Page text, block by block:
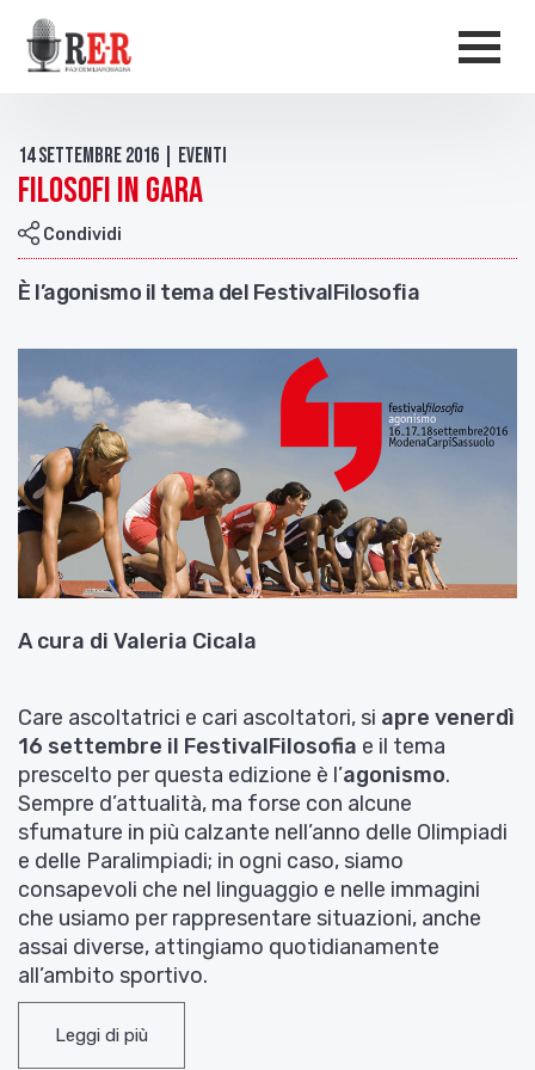
Salta al contenuto principale
14 Settembre 2016 | Eventi
Filosofi in gara
Condividi
È l’agonismo il tema del FestivalFilosofia
A cura di Valeria Cicala
Care ascoltatrici e cari ascoltatori, si apre venerdì
16 settembre il FestivalFilosofia e il tema
prescelto per questa edizione è l’agonismo.
Sempre d’attualità, ma forse con alcune
sfumature in più calzante nell’anno delle Olimpiadi
e delle Paralimpiadi; in ogni caso, siamo
consapevoli che nel linguaggio e nelle immagini
che usiamo per rappresentare situazioni, anche
assai diverse, attingiamo quotidianamente
all’ambito sportivo.
Da venerdì 16 a domenica 18 settembre
dunque, a
Modena
Leggi di più